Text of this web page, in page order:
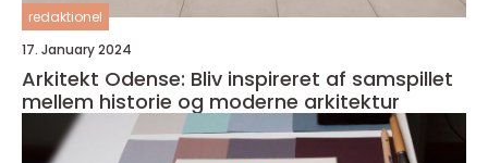
redaktionel
17. January 2024
Arkitekt Odense: Bliv inspireret af samspillet
mellem historie og moderne arkitektur